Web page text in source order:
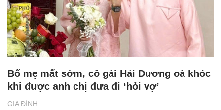
GIA ĐÌNH
Bố mẹ mất sớm, cô gái Hải Dương oà khóc
khi được anh chị đưa đi ‘hỏi vợ’